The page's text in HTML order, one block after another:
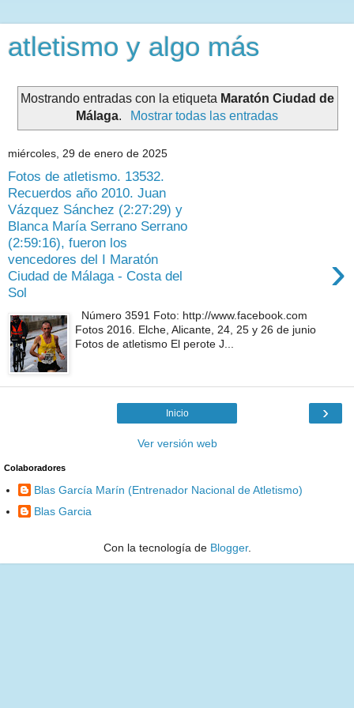
atletismo y algo más
Mostrando entradas con la etiqueta Maratón Ciudad de
Málaga. Mostrar todas las entradas
miércoles, 29 de enero de 2025
Fotos de atletismo. 13532.
Recuerdos año 2010. Juan
Vázquez Sánchez (2:27:29) y
Blanca María Serrano Serrano
(2:59:16), fueron los
vencedores del I Maratón
Ciudad de Málaga - Costa del
Sol
›
Número 3591 Foto: http://www.facebook.com
Fotos 2016. Elche, Alicante, 24, 25 y 26 de junio
Fotos de atletismo El perote J...
›
Inicio
Ver versión web
Colaboradores
Blas García Marín (Entrenador Nacional de Atletismo)
Blas Garcia
Con la tecnología de Blogger.